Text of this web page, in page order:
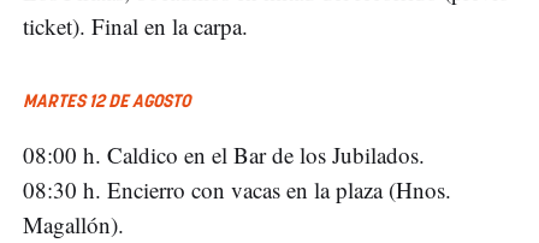
ticket). Final en la carpa.
MARTES 12 DE AGOSTO
08:00 h. Caldico en el Bar de los Jubilados.
08:30 h. Encierro con vacas en la plaza (Hnos.
Magallón).